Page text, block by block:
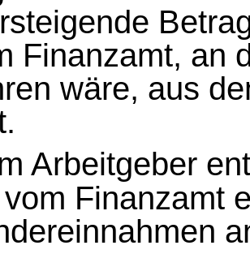
Finanzamt, an
wäre, aus
Arbeitgeber
Finanzamt